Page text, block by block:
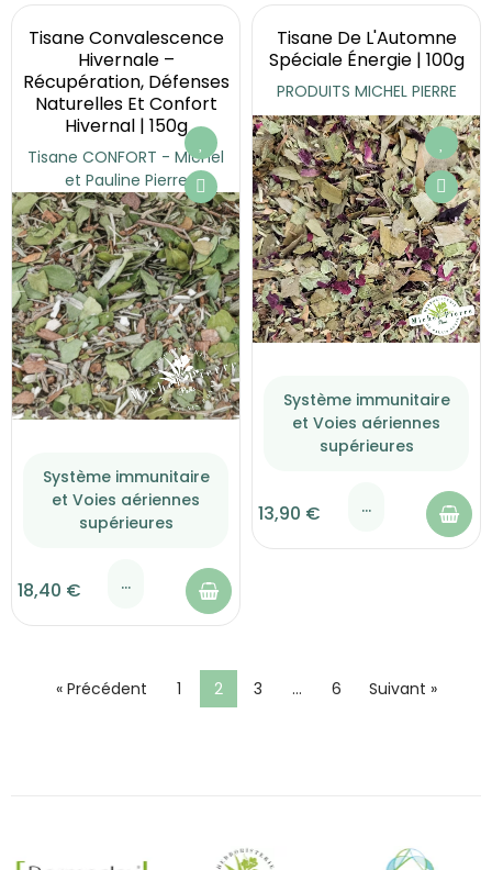
Tisane Convalescence
Hivernale –
Récupération, Défenses
Naturelles Et Confort
Hivernal | 150g
Tisane CONFORT - Michel
et Pauline Pierre
Système immunitaire
et Voies aériennes
supérieures
...
18,40 €
Tisane De L'Automne
Spéciale Énergie | 100g
PRODUITS MICHEL PIERRE
Système immunitaire
et Voies aériennes
supérieures
...
13,90 €
« Précédent 1 2 3 … 6 Suivant »